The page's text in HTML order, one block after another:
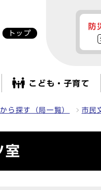
トップ
防
こども・子育て
ら探す（局一覧） 市民
室